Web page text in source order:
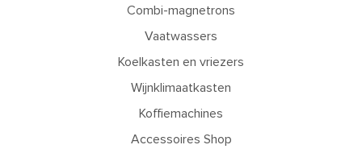
Combi-magnetrons
Vaatwassers
Koelkasten en vriezers
Wijnklimaatkasten
Koffiemachines
Accessoires Shop